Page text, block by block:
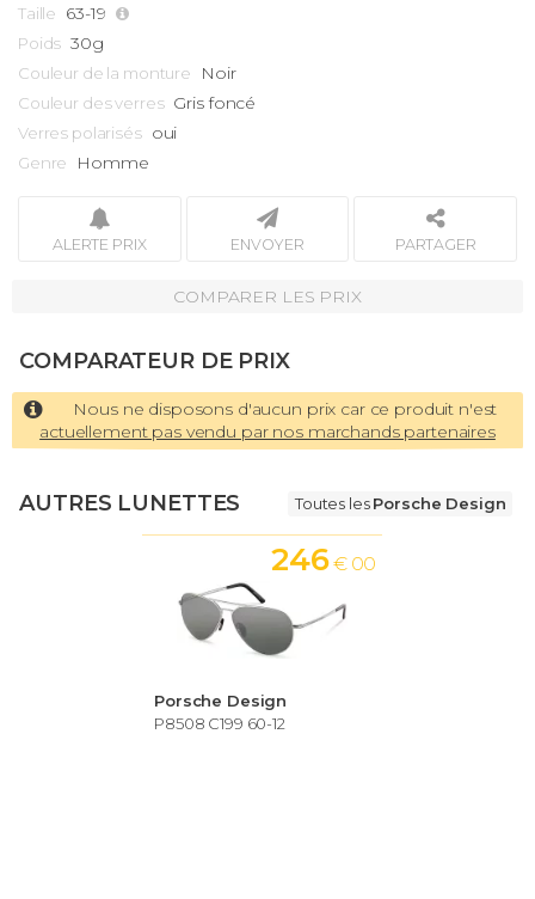
Taille 63-19
Poids 30g
Couleur de la monture Noir
Couleur des verres Gris foncé
Verres polarisés oui
Genre Homme
ALERTE PRIX ENVOYER PARTAGER
COMPARER LES PRIX
COMPARATEUR DE PRIX
Nous ne disposons d'aucun prix car ce produit n'est
actuellement pas vendu par nos marchands partenaires
AUTRES LUNETTES Toutes lesPorsche Design
Porsche Design
P8508 C199 60-12
246 € 00